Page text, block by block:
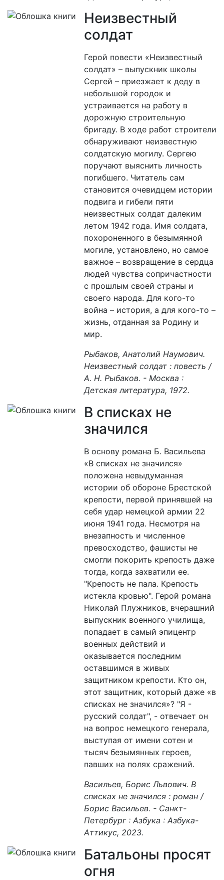
Неизвестный
солдат
Герой повести «Неизвестный
солдат» – выпускник школы
Сергей – приезжает к деду в
небольшой городок и
устраивается на работу в
дорожную строительную
бригаду. В ходе работ строители
обнаруживают неизвестную
солдатскую могилу. Сергею
поручают выяснить личность
погибшего. Читатель сам
становится очевидцем истории
подвига и гибели пяти
неизвестных солдат далеким
летом 1942 года. Имя солдата,
похороненного в безымянной
могиле, установлено, но самое
важное – возвращение в сердца
людей чувства сопричастности
с прошлым своей страны и
своего народа. Для кого-то
война – история, а для кого-то –
жизнь, отданная за Родину и
мир.
Рыбаков, Анатолий Наумович.
Неизвестный солдат : повесть /
А. Н. Рыбаков. - Москва :
Детская литература, 1972.
В списках не
значился
В основу романа Б. Васильева
«В списках не значился»
положена невыдуманная
истории об обороне Брестской
крепости, первой принявшей на
себя удар немецкой армии 22
июня 1941 года. Несмотря на
внезапность и численное
превосходство, фашисты не
смогли покорить крепость даже
тогда, когда захватили ее.
"Крепость не пала. Крепость
истекла кровью". Герой романа
Николай Плужников, вчерашний
выпускник военного училища,
попадает в самый эпицентр
военных действий и
оказывается последним
оставшимся в живых
защитником крепости. Кто он,
этот защитник, который даже «в
списках не значился»? "Я -
русский солдат", - отвечает он
на вопрос немецкого генерала,
выступая от имени сотен и
тысяч безымянных героев,
павших на полях сражений.
Васильев, Борис Львович. В
списках не значился : роман /
Борис Васильев. - Санкт-
Петербург : Азбука : Азбука-
Аттикус, 2023.
Батальоны просят
огня